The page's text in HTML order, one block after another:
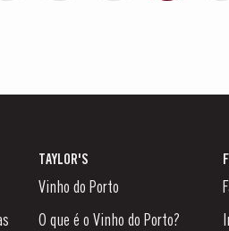
TAYLOR'S
Vinho do Porto
O que é o Vinho do Porto?